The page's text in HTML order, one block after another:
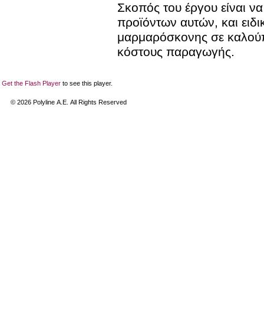
Σκοπός του έργου είναι
προϊόντων αυτών, και
μαρμαρόσκονης σε
κόστους παραγωγής.
Get the Flash Player to see this player.
© 2026 Polyline Α.Ε. All Rights Reserved